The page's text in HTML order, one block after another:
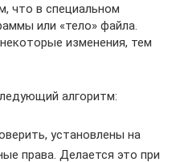
что в специальном
или «тело» файла.
изменения, тем
алгоритм:
установлены на
права. Делается это при